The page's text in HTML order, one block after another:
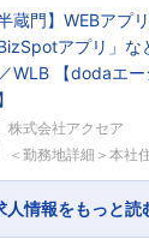
半蔵門】WEBアプ
BizSpotアプリ」
WLB 【dodaエ
株式会社アクセア
＜勤務地詳細＞本社住
人情報をもっと読